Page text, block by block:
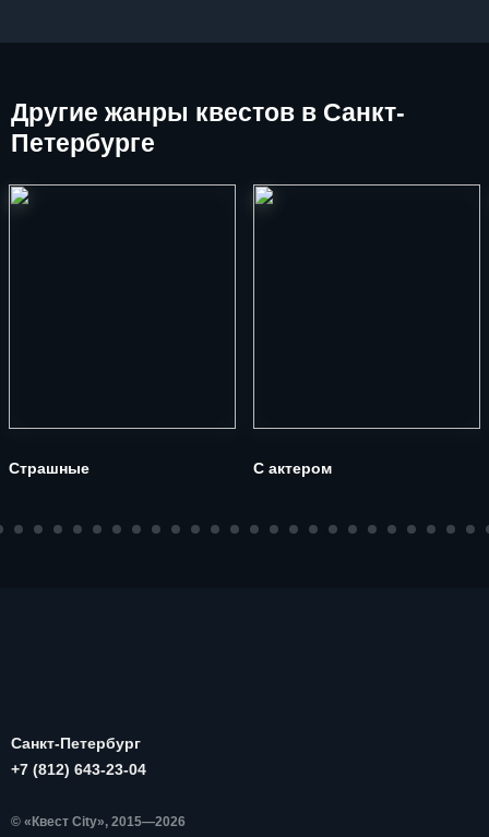
Другие жанры квестов в Санкт-
Петербурге
Страшные С актером
Санкт-Петербург
+7 (812) 643-23-04
© «Квест City», 2015—2026